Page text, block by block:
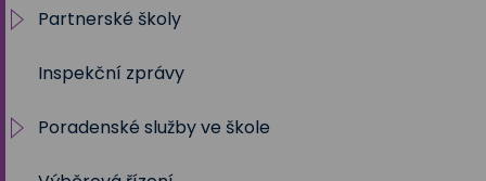
2018/2019
2017/2018
2016/2017
Partnerské školy
Projekty
Inspekční zprávy
Poradenské služby ve škole